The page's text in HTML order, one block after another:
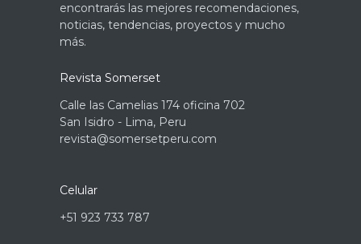
encontrarás las mejores recomendaciones,
noticias, tendencias, proyectos y mucho
más.
Revista Somerset
Calle las Camelias 174 oficina 702
San Isidro - Lima, Peru
revista@somersetperu.com
Celular
+51 923 733 787